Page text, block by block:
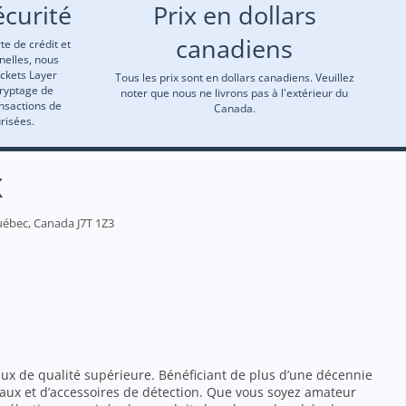
de crédit et
nous
Layer
de
de
Prix en dollars
canadiens
Tous les prix sont en dollars canadiens. Veuillez
noter que nous ne livrons pas à l'extérieur du
Canada.
Canada J7T 1Z3
de qualité supérieure. Bénéficiant de plus d’une décennie
et d’accessoires de détection. Que vous soyez amateur